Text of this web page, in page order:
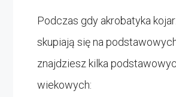
Podczas gdy akrobatyka
skupiają się na
znajdziesz kilka
wiekowych: